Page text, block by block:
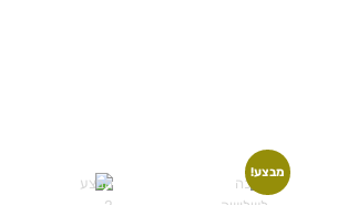
מבצע!